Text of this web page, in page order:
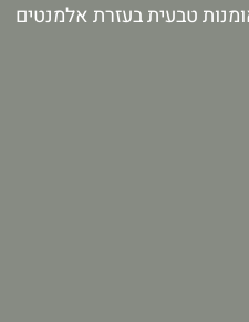
טבעית בעזרת אלמנטים